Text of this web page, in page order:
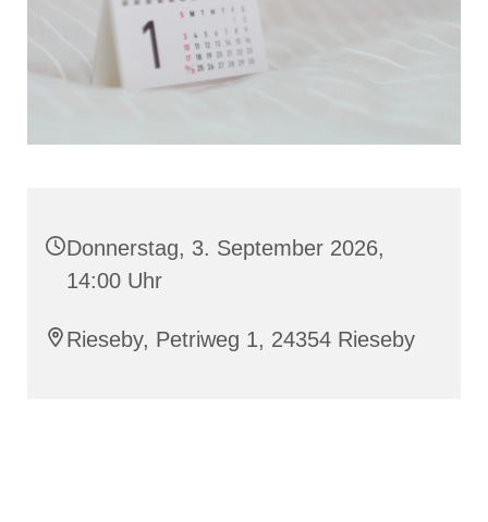
Donnerstag, 3. September 2026,
14:00 Uhr
Rieseby, Petriweg 1, 24354 Rieseby